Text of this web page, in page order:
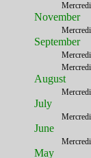
Un
Etats-
November
September
August
July
June
May